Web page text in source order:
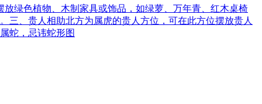
绿色植物、木制家具或饰品，如绿萝、万年青、红木桌椅
三、贵人相助北方为属虎的贵人方位，可在此方位摆放贵人
蛇，忌讳蛇形图